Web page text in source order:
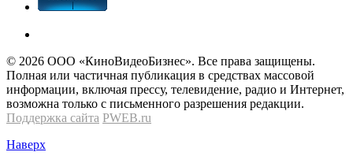
© 2026 OOО «КиноВидеоБизнес». Все права защищены.
Полная или частичная публикация в средствах массовой
информации, включая прессу, телевидение, радио и Интернет,
возможна только с письменного разрешения редакции.
Поддержка сайта PWEB.ru
Наверх